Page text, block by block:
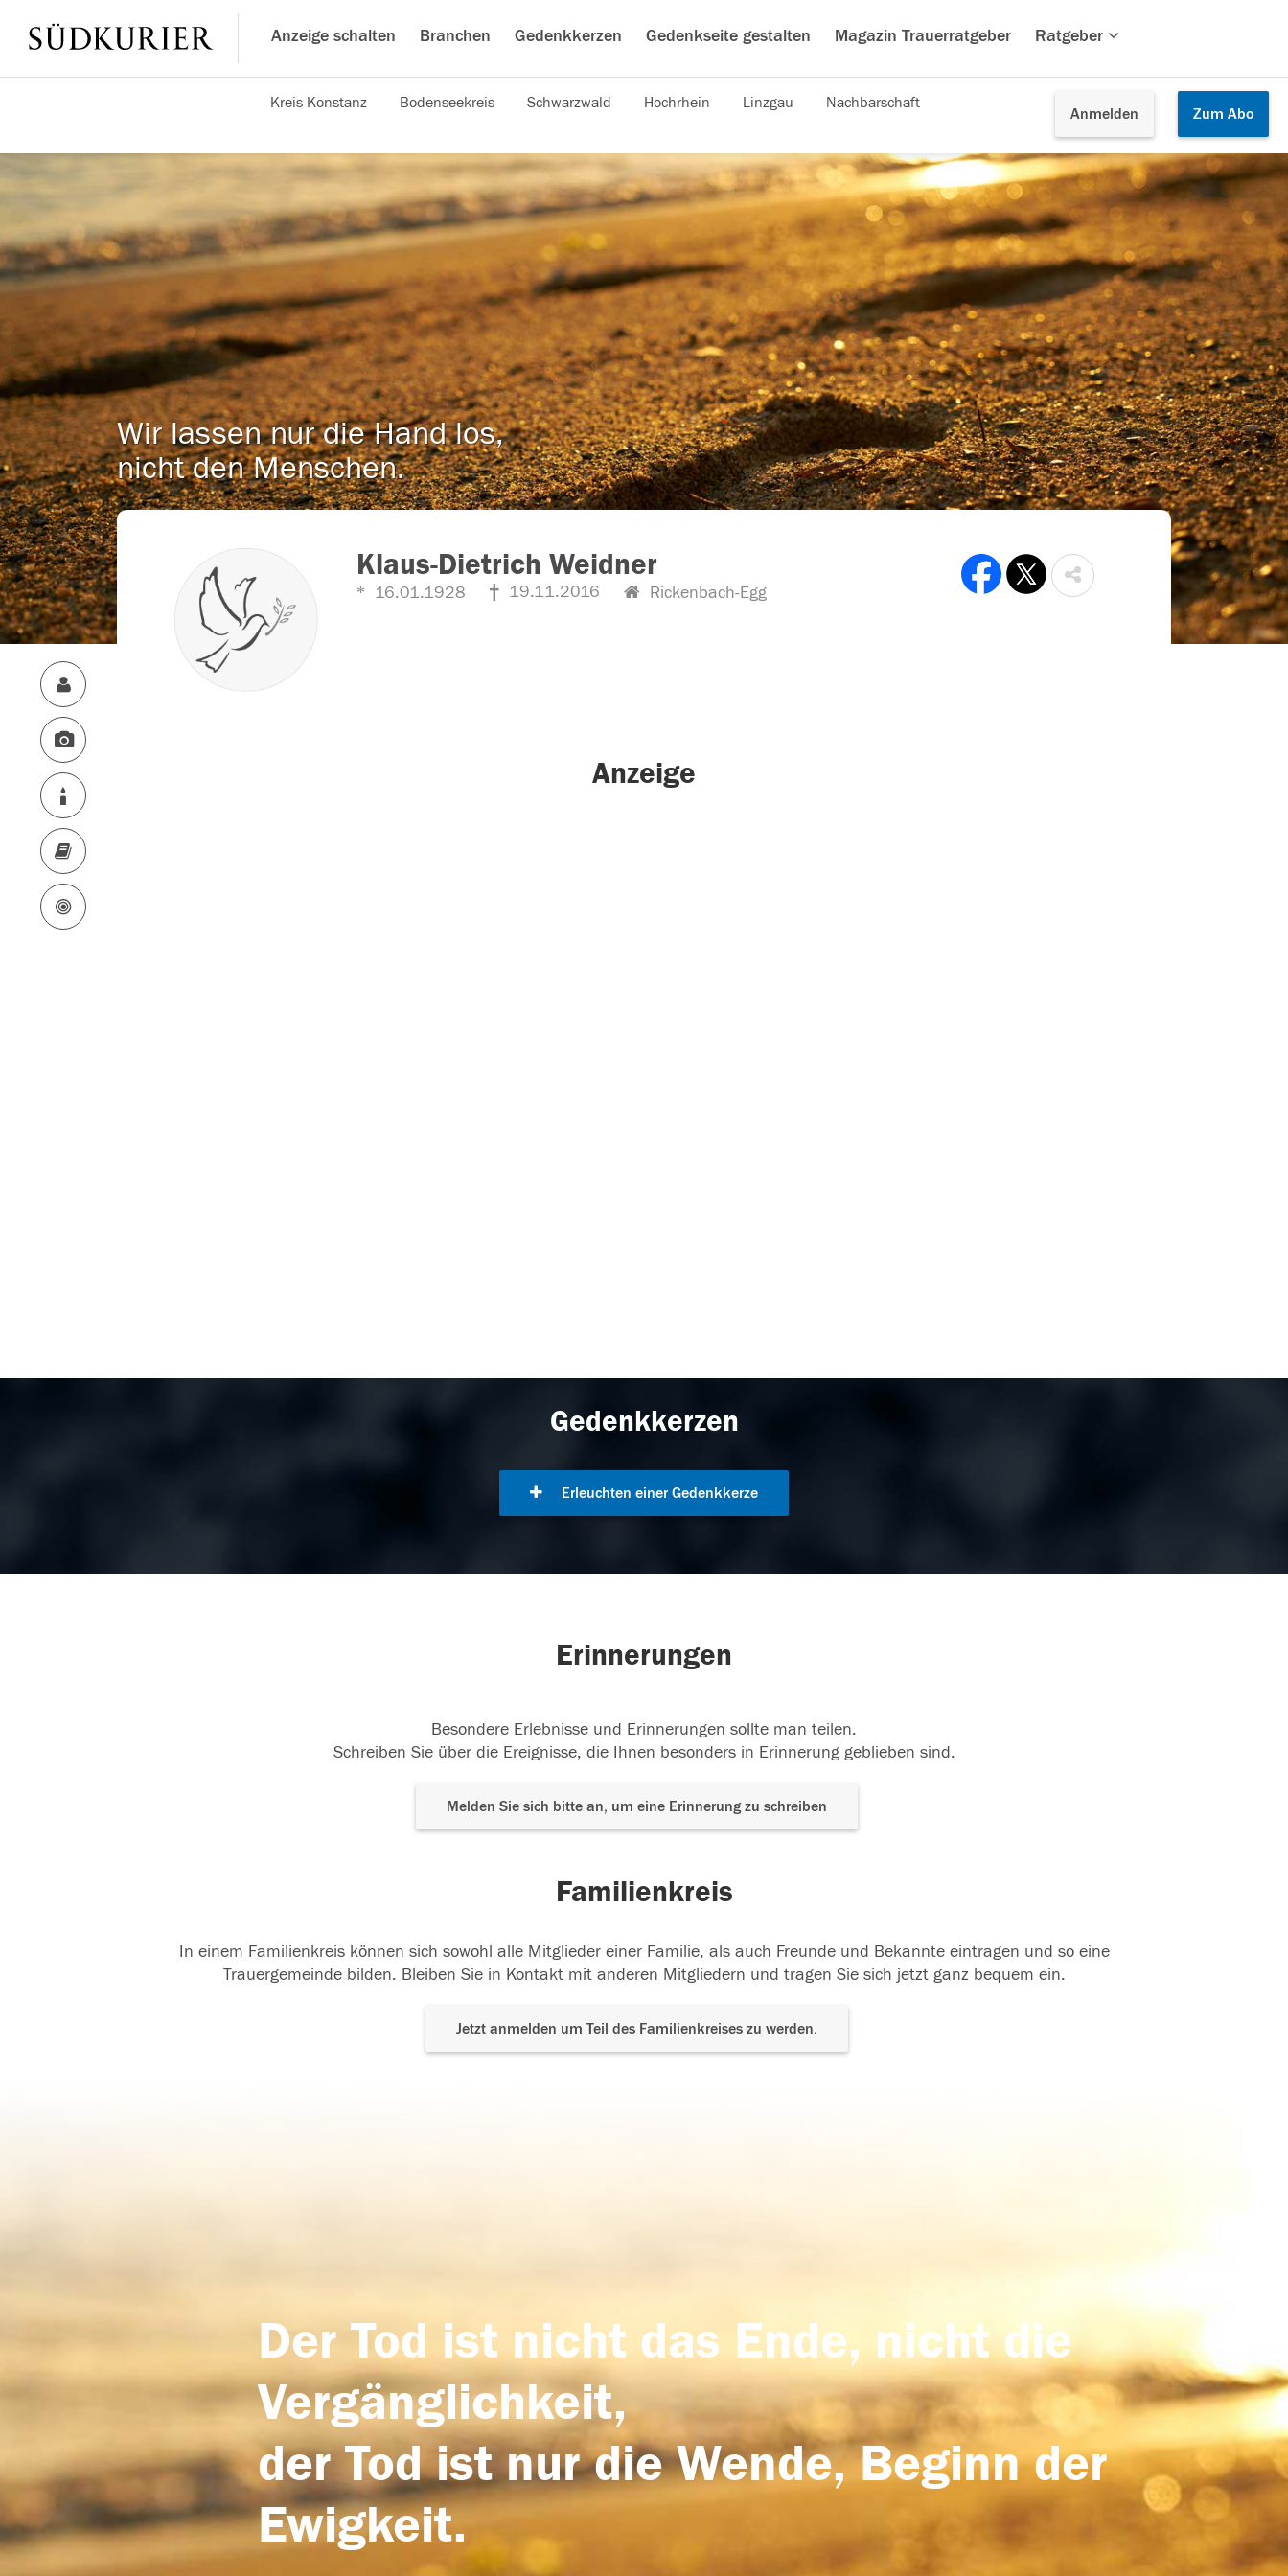
Anzeige schalten Branchen Gedenkkerzen Gedenkseite gestalten Magazin Trauerratgeber Ratgeber
Anmelden Zum Abo
Kreis Konstanz Bodenseekreis Schwarzwald Hochrhein Linzgau Nachbarschaft
Wir lassen nur die Hand los,
nicht den Menschen.
Klaus-Dietrich Weidner
16.01.1928 19.11.2016 Rickenbach-Egg
Anzeige
Gedenkkerzen
Erleuchten einer Gedenkkerze
Erinnerungen
Besondere Erlebnisse und Erinnerungen sollte man teilen.
Schreiben Sie über die Ereignisse, die Ihnen besonders in Erinnerung geblieben sind.
Melden Sie sich bitte an, um eine Erinnerung zu schreiben
Familienkreis
In einem Familienkreis können sich sowohl alle Mitglieder einer Familie, als auch Freunde und Bekannte eintragen und so eine
Trauergemeinde bilden. Bleiben Sie in Kontakt mit anderen Mitgliedern und tragen Sie sich jetzt ganz bequem ein.
Jetzt anmelden um Teil des Familienkreises zu werden.
Der Tod ist nicht das Ende, nicht die
Vergänglichkeit,
der Tod ist nur die Wende, Beginn der
Ewigkeit.